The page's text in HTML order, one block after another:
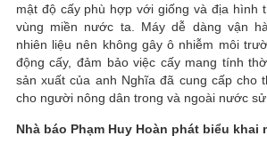
mật độ cấy phù hợp với giống và địa hình
vùng miền nước ta. Máy dễ dàng vận
nhiên liệu nên không gây ô nhiễm môi
động cấy, đảm bảo việc cấy mang tính
sản xuất của anh Nghĩa đã cung cấp cho
cho người nông dân trong và ngoài nước sử
Nhà báo Phạm Huy Hoàn phát biểu khai